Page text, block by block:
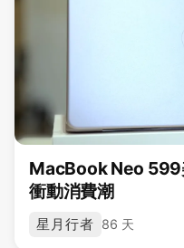
MacBook Neo 599
衝動消費潮
星月行者 86 天